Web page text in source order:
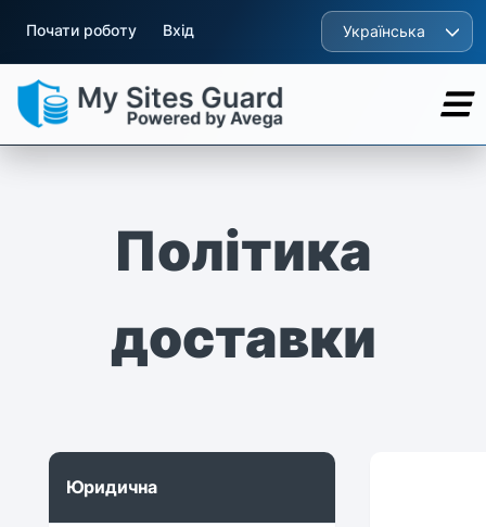
Почати роботу Вхід Українська
Політика
доставки
Юридична